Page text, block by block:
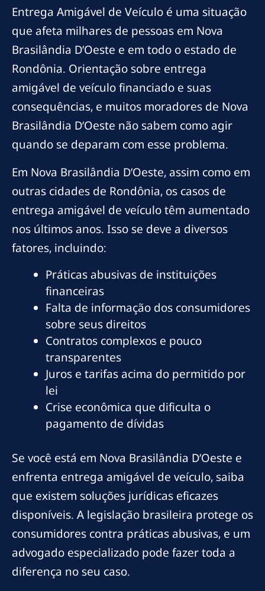
Entrega Amigável de Veículo é uma situação
que afeta milhares de pessoas em Nova
Brasilândia D’Oeste e em todo o estado de
Rondônia. Orientação sobre entrega
amigável de veículo financiado e suas
consequências, e muitos moradores de Nova
Brasilândia D’Oeste não sabem como agir
quando se deparam com esse problema.
Em Nova Brasilândia D’Oeste, assim como em
outras cidades de Rondônia, os casos de
entrega amigável de veículo têm aumentado
nos últimos anos. Isso se deve a diversos
fatores, incluindo:
Práticas abusivas de instituições
financeiras
Falta de informação dos consumidores
sobre seus direitos
Contratos complexos e pouco
transparentes
Juros e tarifas acima do permitido por
lei
Crise econômica que dificulta o
pagamento de dívidas
Se você está em Nova Brasilândia D’Oeste e
enfrenta entrega amigável de veículo, saiba
que existem soluções jurídicas eficazes
disponíveis. A legislação brasileira protege os
consumidores contra práticas abusivas, e um
advogado especializado pode fazer toda a
diferença no seu caso.